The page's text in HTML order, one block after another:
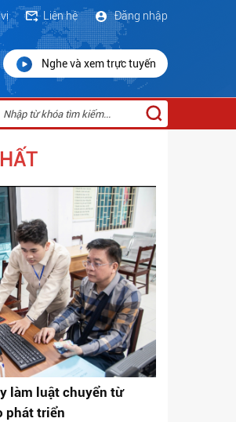
Đăng nhập
Liên hệ
Nghe và xem trực tuyến
làm luật chuyển từ
phát triển